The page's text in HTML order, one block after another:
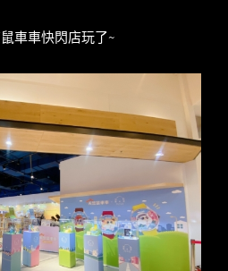
車車快閃店玩了~